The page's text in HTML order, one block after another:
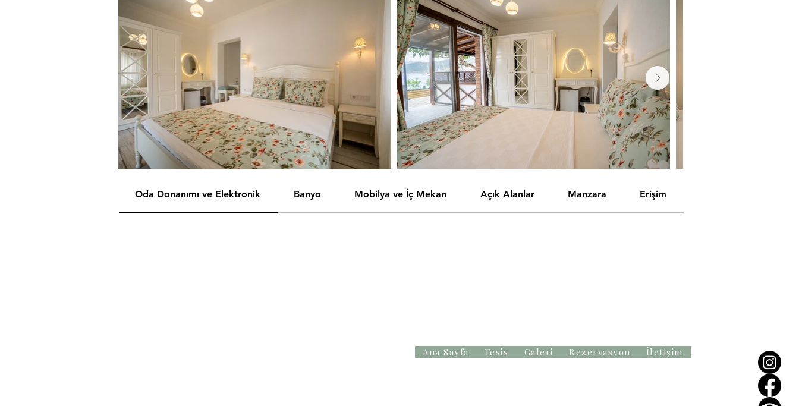
Oda Donanımı ve Elektronik Banyo Mobilya ve İç Mekan Açık Alanlar Manzara Erişim
Ana Sayfa Tesis Galeri Rezervasyon İletişim